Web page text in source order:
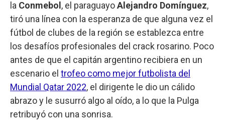
la Conmebol , el paraguayoAlejandro Domínguez,
tiró una línea con la esperanza de que alguna vez el
fútbol de clubes de la región se establezca entre
los desafíos profesionales del crack rosarino. Poco
antes de que el capitán argentino recibiera en un
escenario el trofeo como mejor futbolista del
Mundial Qatar 2022, el dirigente le dio un cálido
abrazo y le susurró algo al oído, a lo que la Pulga
retribuyó con una sonrisa.